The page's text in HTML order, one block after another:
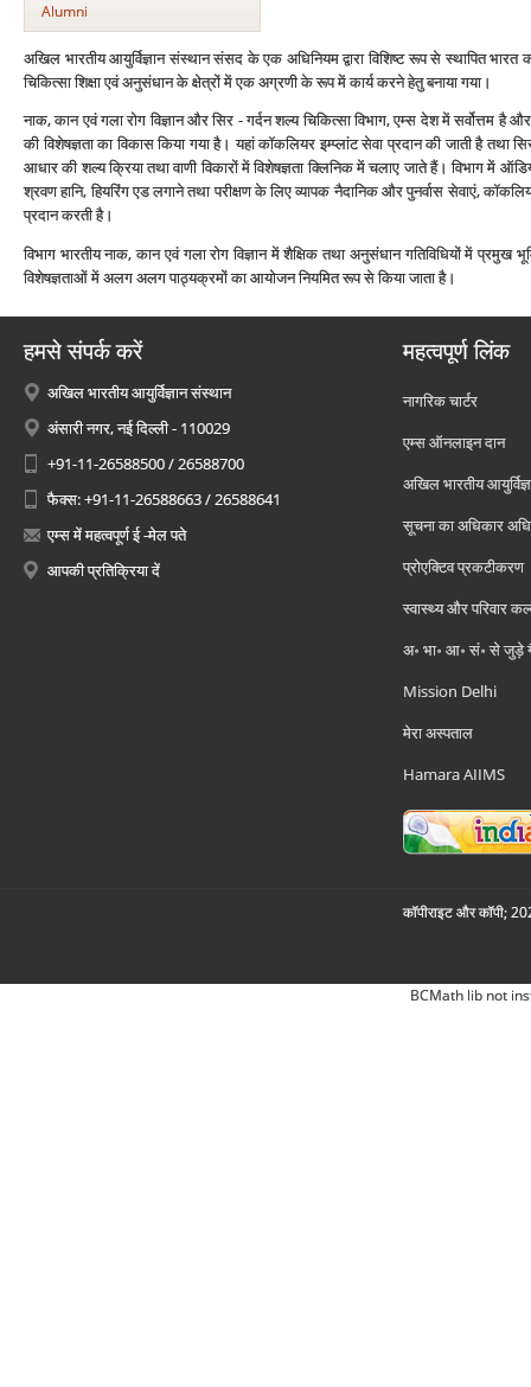
Alumni
अखिल भारतीय आयुर्विज्ञान संस्‍थान संसद के एक अधिनियम द्वारा विशिष्‍ट रूप से स्‍थापित
चिकित्‍सा शिक्षा एवं अनुसंधान के क्षेत्रों में एक अग्रणी के रूप में कार्य करने हेतु बनाया गया।
नाक, कान एवं गला रोग विज्ञान और सिर - गर्दन शल्‍य चिकित्‍सा विभाग, एम्‍स देश में सर्वोत्तम है
की विशेषज्ञता का विकास किया गया है। यहां कॉकलियर इम्‍प्‍लांट सेवा प्रदान की जाती है तथा
आधार की शल्‍य क्रिया तथा वाणी विकारों में विशेषज्ञता क्लिनिक में चलाए जाते हैं। विभाग में
श्रवण हानि, हियरिंग एड लगाने तथा परीक्षण के लिए व्‍यापक नैदानिक और पुनर्वास सेवाएं,
प्रदान करती है।
विभाग भारतीय नाक, कान एवं गला रोग विज्ञान में शैक्षिक तथा अनुसंधान गतिविधियों में प्रमुख
विशेषज्ञताओं में अलग अलग पाठ्यक्रमों का आयोजन नियमित रूप से किया जाता है।
हमसे संपर्क करें
अखिल भारतीय आयुर्विज्ञान संस्थान
अंसारी नगर, नई दिल्ली - 110029
+91-11-26588500 / 26588700
फैक्स: +91-11-26588663 / 26588641
एम्स में महत्वपूर्ण ई -मेल पते
आपकी प्रतिक्रिया दें
महत्वपूर्ण लिंक
नागरिक चार्टर
एम्स ऑनलाइन दान
अखिल भारतीय
सूचना का अधिकार
प्रोएक्टिव प्रकटीकरण
स्वास्थ्य और परिवार
अ॰ भा॰ आ॰ सं॰ से जुड़े
Mission Delhi
मेरा अस्पताल
Hamara AIIMS
कॉपीराइट और कॉपी;
BCMath lib not